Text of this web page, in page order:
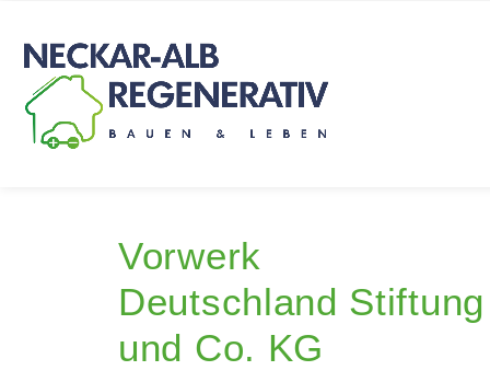
Vorwerk
Deutschland Stiftung
und Co. KG